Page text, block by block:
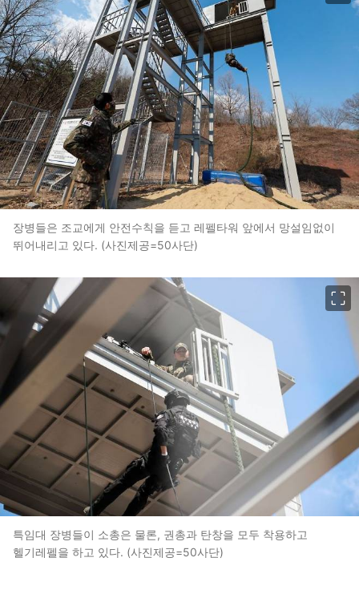
장병들은 조교에게 안전수칙을 듣고 레펠타워 앞에서 망설임없이
뛰어내리고 있다. (사진제공=50사단)
특임대 장병들이 소총은 물론, 권총과 탄창을 모두 착용하고
헬기레펠을 하고 있다. (사진제공=50사단)